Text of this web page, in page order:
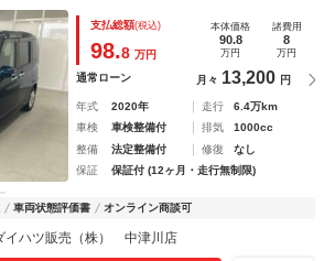
ト キーフリーシステム オートエア
ドドア 純正ホイールキャップ
支払総額(税込)
98.8 万円
本体価格
90.8
万円
諸費用
8
万円
通常ローン 月々 13,200 円
年式 2020年 走行
6.4万km
車検
車検整備付 排気
1000cc
整備
法定整備付 修復
なし
保証
保証付 (12ヶ月・走行無制限)
車両状態評価書 オンライン商談可
イハツ販売（株） 中津川店